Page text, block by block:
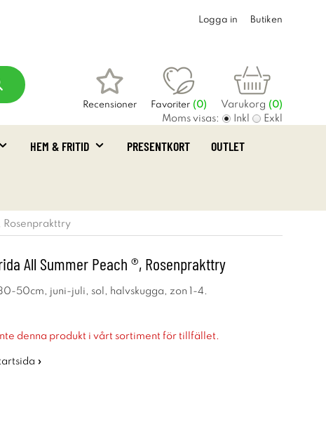
Logga in Butiken
Recensioner Favoriter (0) Varukorg (0)
Moms visas: Inkl Exkl
HEM & FRITID PRESENTKORT OUTLET
Rosenprakttry
All Summer Peach ®, Rosenprakttry
50cm, juni-juli, sol, halvskugga, zon 1-4.
denna produkt i vårt sortiment för tillfället.
»